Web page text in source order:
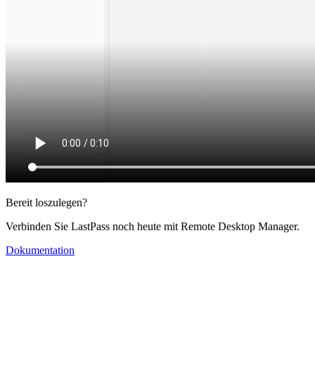
Bereit loszulegen?
Verbinden Sie LastPass noch heute mit Remote Desktop Manager.
Dokumentation